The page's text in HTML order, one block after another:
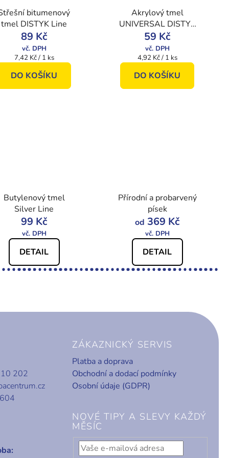
bitumenový
tmel DISTYK Line
89 Kč
Měrná
7,42 Kč / 1 ks
DO KOŠÍKU
Akrylový tmel
UNIVERSAL DISTYK
Line
59 Kč
Měrná
4,92 Kč / 1 ks
DO KOŠÍKU
Butylenový tmel
Silver Line
99 Kč
DETAIL
Přírodní a probarvený
písek
od 369 Kč
DETAIL
202
ZÁKAZNICKÝ SERVIS
Platba a doprava
Obchodní a dodací podmínky
Osobní údaje (GDPR)
NOVÉ TIPY A SLEVY KAŽDÝ
MĚSÍC